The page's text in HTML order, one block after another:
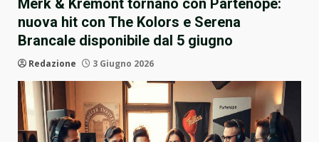
Merk & Kremont tornano con Partenope:
nuova hit con The Kolors e Serena
Brancale disponibile dal 5 giugno
Redazione 3 Giugno 2026